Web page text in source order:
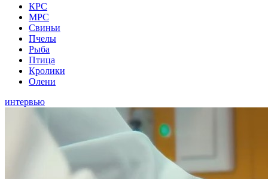
КРС
МРС
Свиньи
Пчелы
Рыба
Птица
Кролики
Олени
интервью